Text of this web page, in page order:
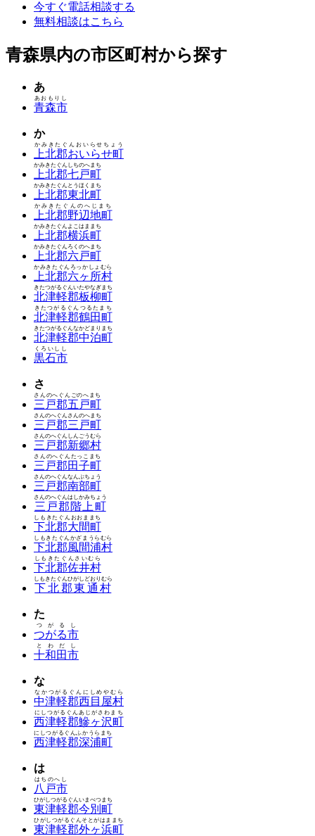
今すぐ電話相談する
無料相談はこちら
青森県内の市区町村から探す
あ
青森市
あおもりし
か
上北郡おいらせ町
かみきたぐんおいらせちょう
上北郡七戸町
かみきたぐんしちのへまち
上北郡東北町
かみきたぐんとうほくまち
上北郡野辺地町
かみきたぐんのへじまち
上北郡横浜町
かみきたぐんよこはままち
上北郡六戸町
かみきたぐんろくのへまち
上北郡六ヶ所村
かみきたぐんろっかしょむら
北津軽郡板柳町
きたつがるぐんいたやなぎまち
北津軽郡鶴田町
きたつがるぐんつるたまち
北津軽郡中泊町
きたつがるぐんなかどまりまち
黒石市
くろいしし
さ
三戸郡五戸町
さんのへぐんごのへまち
三戸郡三戸町
さんのへぐんさんのへまち
三戸郡新郷村
さんのへぐんしんごうむら
三戸郡田子町
さんのへぐんたっこまち
三戸郡南部町
さんのへぐんなんぶちょう
三戸郡階上町
さんのへぐんはしかみちょう
下北郡大間町
しもきたぐんおおままち
下北郡風間浦村
しもきたぐんかざまうらむら
下北郡佐井村
しもきたぐんさいむら
下北郡東通村
しもきたぐんひがしどおりむら
た
つがる市
つがるし
十和田市
とわだし
な
中津軽郡西目屋村
なかつがるぐんにしめやむら
西津軽郡鰺ヶ沢町
にしつがるぐんあじがさわまち
西津軽郡深浦町
にしつがるぐんふかうらまち
は
八戸市
はちのへし
東津軽郡今別町
ひがしつがるぐんいまべつまち
東津軽郡外ヶ浜町
ひがしつがるぐんそとがはままち